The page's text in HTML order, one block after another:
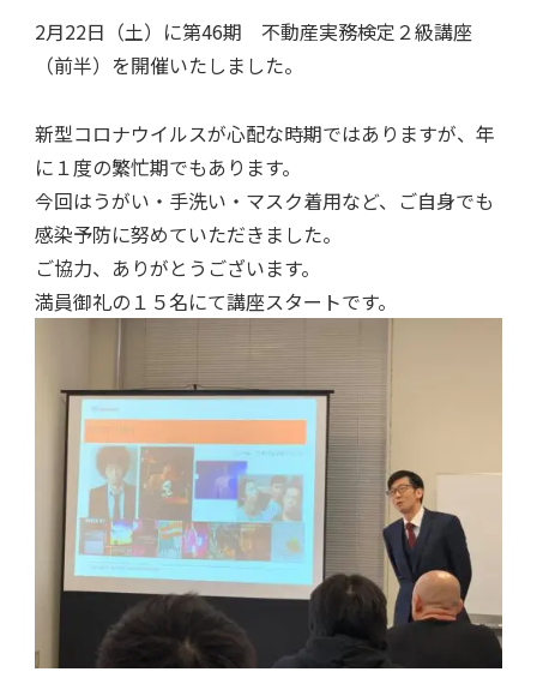
2月22日（土）に第46期 不動産実務検定２級講座
（前半）を開催いたしました。
新型コロナウイルスが心配な時期ではありますが、年
に１度の繁忙期でもあります。
今回はうがい・手洗い・マスク着用など、ご自身でも
感染予防に努めていただきました。
ご協力、ありがとうございます。
満員御礼の１５名にて講座スタートです。